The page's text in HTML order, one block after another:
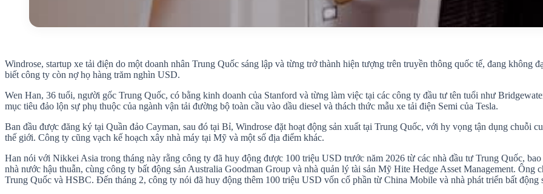
Windrose, startup xe tải điện do một doanh nhân Trung Quốc sáng lập và từng trở thành hiện tượng trên truyền thông quốc tế, đang không
biết công ty còn nợ họ hàng trăm nghìn USD.
Wen Han, 36 tuổi, người gốc Trung Quốc, có bằng kinh doanh của Stanford và từng làm việc tại các công ty đầu tư tên tuổi như
mục tiêu đảo lộn sự phụ thuộc của ngành vận tải đường bộ toàn cầu vào dầu diesel và thách thức mẫu xe tải điện Semi của Tesla.
Ban đầu được đăng ký tại Quần đảo Cayman, sau đó tại Bỉ, Windrose đặt hoạt động sản xuất tại Trung Quốc, với hy vọng tận dụng chuỗi
thế giới. Công ty cũng vạch kế hoạch xây nhà máy tại Mỹ và một số địa điểm khác.
Han nói với Nikkei Asia trong tháng này rằng công ty đã huy động được 100 triệu USD trước năm 2026 từ các nhà đầu tư Trung Quốc,
nhà nước hậu thuẫn, cùng công ty bất động sản Australia Goodman Group và nhà quản lý tài sản Mỹ Hite Hedge Asset Management.
Trung Quốc và HSBC. Đến tháng 2, công ty nói đã huy động thêm 100 triệu USD vốn cổ phần từ China Mobile và nhà phát triển bất động